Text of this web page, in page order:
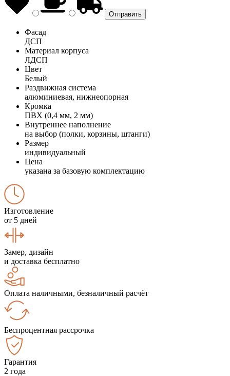
Фасад
ДСП
Материал корпуса
ЛДСП
Цвет
Белый
Раздвижная система
алюминиевая, нижнеопорная
Кромка
ПВХ (0,4 мм, 2 мм)
Внутреннее наполнение
на выбор (полки, корзины, штанги)
Размер
индивидуальный
Цена
указана за базовую комплектацию
Изготовление
от 5 дней
Замер, дизайн
и доставка бесплатно
Оплата наличными, безналичный расчёт
Беспроцентная рассрочка
Гарантия
2 года